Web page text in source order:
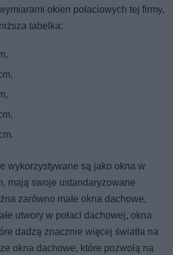
okien połaciowych tej firmy,
tabelka:
wykorzystywane są jako okna w
mają swoje ustandaryzowane
zarówno małe okna dachowe,
utwory w połaci dachowej, okna
dadzą znacznie więcej światła na
okna dachowe, które pozwolą na